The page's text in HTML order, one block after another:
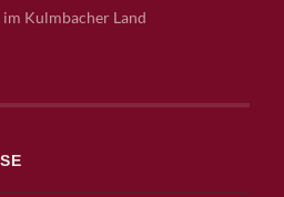
Kulmbacher Land